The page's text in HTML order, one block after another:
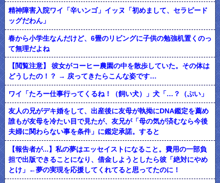
精神障害入院ワイ「辛いンゴ」イッヌ「初めまして、セラピード
ッグだわん」
春から小学生なんだけど、6畳のリビングに子供の勉強机置くのっ
て無理だよね
【閲覧注意】 彼女がコーヒー農園の中を散歩していた。その体は
どうしたの！？ → 戻ってきたらこんな姿です…
ワイ「たろー仕事行ってくるね！（飼い犬）」犬「…？（ぷい」
友人の兄がデキ婚をして、出産後に友母が執拗にDNA鑑定を薦め
誰もが友母を冷たい目で見たが、友兄が「母の気が済むなら今後
夫婦に関わらない事を条件」に鑑定承諾。すると
【報告者が...】私の夢はエッセイストになること。費用の一部負
担で出版できることになり、借金しようとしたら彼「絶対にやめ
とけ」←夢の実現を応援してくれてると思ってたのに！